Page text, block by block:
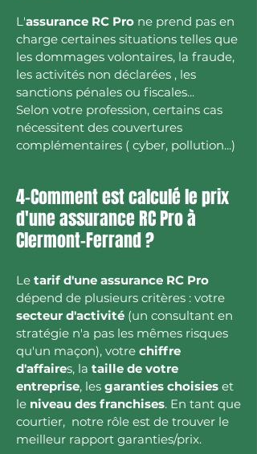
L'assurance RC Pro ne prend pas en
charge certaines situations telles que
les dommages volontaires, la fraude,
les activités non déclarées , les
sanctions pénales ou fiscales...
Selon votre profession, certains cas
nécessitent des couvertures
complémentaires ( cyber, pollution...)
4-Comment est calculé le prix
d'une assurance RC Pro à
Clermont-Ferrand ?
Le tarif d'une assurance RC Pro
dépend de plusieurs critères : votre
secteur d'activité (un consultant en
stratégie n'a pas les mêmes risques
qu'un maçon), votre chiffre
d'affaires, la taille de votre
entreprise, les garanties choisies et
le niveau des franchises. En tant que
courtier, notre rôle est de trouver le
meilleur rapport garanties/prix.